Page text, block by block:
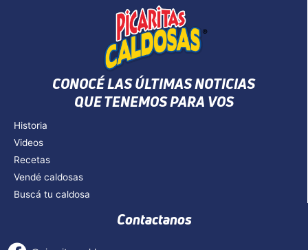
CONOCÉ LAS ÚLTIMAS NOTICIAS
QUE TENEMOS PARA VOS
Historia
Videos
Recetas
Vendé caldosas
Buscá tu caldosa
Contactanos